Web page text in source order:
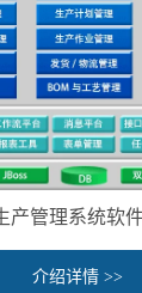
产管理系统软
介绍详情 >>